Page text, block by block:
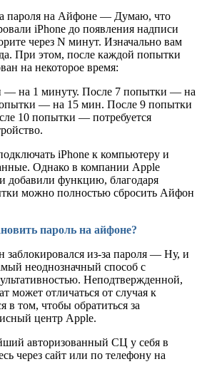
пароля на Айфоне — Думаю, что
iPhone до появления надписи
через N минут. Изначально вам
При этом, после каждой попытки
на некоторое время:
— на 1 минуту. После 7 попытки — на
— на 15 мин. После 9 попытки
10 попытки — потребуется
iPhone к компьютеру и
Однако в компании Apple
добавили функцию, благодаря
можно полностью сбросить Айфон
пароль на айфоне?
заблокировался из-за пароля — Ну, и
неоднозначный способ с
Неподтвержденной,
может отличаться от случая к
в том, чтобы обратиться за
центр Apple.
авторизованный СЦ у себя в
через сайт или по телефону на